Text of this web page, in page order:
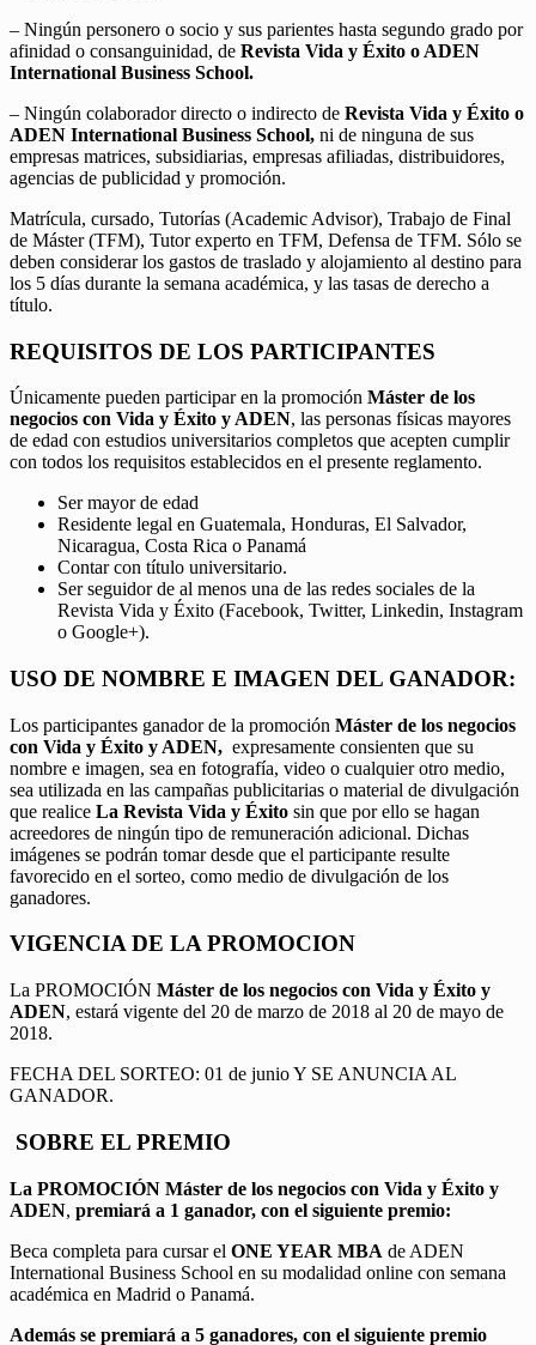
– Ningún personero o socio y sus parientes hasta segundo grado por
afinidad o consanguinidad, de Revista Vida y Éxito o ADEN
International Business School.
– Ningún colaborador directo o indirecto de Revista Vida y Éxito o
ADEN International Business School, ni de ninguna de sus
empresas matrices, subsidiarias, empresas afiliadas, distribuidores,
agencias de publicidad y promoción.
Matrícula, cursado, Tutorías (Academic Advisor), Trabajo de Final
de Máster (TFM), Tutor experto en TFM, Defensa de TFM. Sólo se
deben considerar los gastos de traslado y alojamiento al destino para
los 5 días durante la semana académica, y las tasas de derecho a
título.
REQUISITOS DE LOS PARTICIPANTES
Únicamente pueden participar en la promoción Máster de los
negocios con Vida y Éxito y ADEN, las personas físicas mayores
de edad con estudios universitarios completos que acepten cumplir
con todos los requisitos establecidos en el presente reglamento.
Ser mayor de edad
Residente legal en Guatemala, Honduras, El Salvador,
Nicaragua, Costa Rica o Panamá
Contar con título universitario.
Ser seguidor de al menos una de las redes sociales de la
Revista Vida y Éxito (Facebook, Twitter, Linkedin, Instagram
o Google+).
USO DE NOMBRE E IMAGEN DEL GANADOR:
Los participantes ganador de la promoción Máster de los negocios
con Vida y Éxito y ADEN, expresamente consienten que su
nombre e imagen, sea en fotografía, video o cualquier otro medio,
sea utilizada en las campañas publicitarias o material de divulgación
que realice La Revista Vida y Éxito sin que por ello se hagan
acreedores de ningún tipo de remuneración adicional. Dichas
imágenes se podrán tomar desde que el participante resulte
favorecido en el sorteo, como medio de divulgación de los
ganadores.
VIGENCIA DE LA PROMOCION
La PROMOCIÓN Máster de los negocios con Vida y Éxito y
ADEN, estará vigente del 20 de marzo de 2018 al 20 de mayo de
2018.
FECHA DEL SORTEO: 01 de junio Y SE ANUNCIA AL
GANADOR.
SOBRE EL PREMIO
La PROMOCIÓN Máster de los negocios con Vida y Éxito y
ADEN, premiará a 1 ganador, con el siguiente premio:
Beca completa para cursar el ONE YEAR MBA de ADEN
International Business School en su modalidad online con semana
académica en Madrid o Panamá.
Además se premiará a 5 ganadores, con el siguiente premio